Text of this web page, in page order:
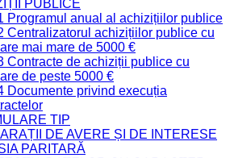
PUBLICE
Programul anual al achizițiilor publice
Centralizatorul achizițiilor publice cu
mai mare de 5000 €
Contracte de achiziții publice cu
de peste 5000 €
Documente privind execuția
TIP
DE AVERE ȘI DE INTERESE
PARITARĂ